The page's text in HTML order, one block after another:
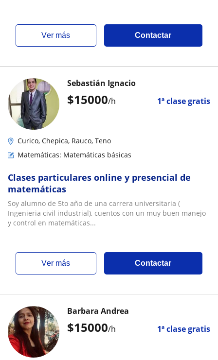
ver más Contactar
$15000/h 1ª clase gratis
Sebastián Ignacio
Curico, Chepica, Rauco, Teno
Matemáticas: Matemáticas básicas
Clases particulares online y presencial de
matemáticas
Soy alumno de 5to año de una carrera universitaria (
Ingenieria civil industrial), cuentos con un muy buen manejo
y control en matemáticas...
ver más Contactar
$15000/h 1ª clase gratis
Barbara Andrea